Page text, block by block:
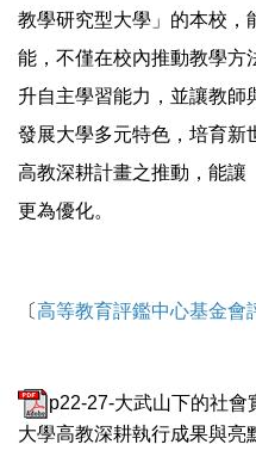
教學研究型大學」的本校，
能，不僅在校內推動教學方
升自主學習能力，並讓教師
發展大學多元特色，培育新
高教深耕計畫之推動，能讓
更為優化。
〔高等教育評鑑中心基金會
p22-27-大武山下的社會
大學高教深耕執行成果與亮